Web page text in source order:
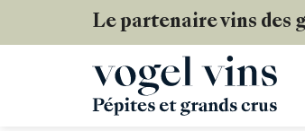
Le partenaire vins des